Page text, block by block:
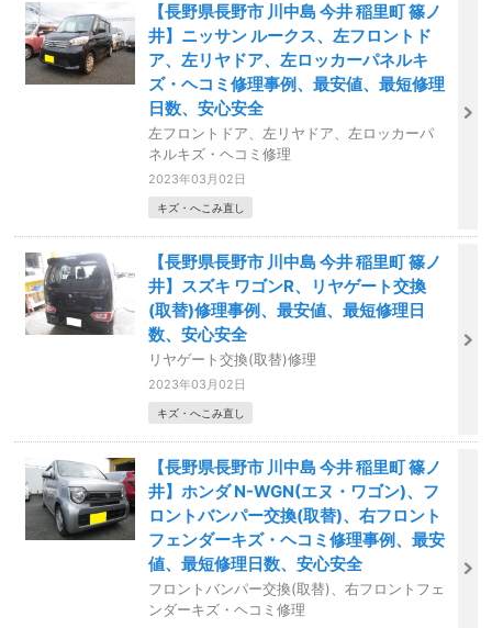
【長野県長野市 川中島 今井 稲里町 篠ノ
井】ニッサン ルークス、左フロントド
ア、左リヤドア、左ロッカーパネルキ
ズ・ヘコミ修理事例、最安値、最短修理
日数、安心安全
左フロントドア、左リヤドア、左ロッカーパ
ネルキズ・ヘコミ修理
2023年03月02日
キズ・へこみ直し
【長野県長野市 川中島 今井 稲里町 篠ノ
井】スズキ ワゴンR、リヤゲート交換
(取替)修理事例、最安値、最短修理日
数、安心安全
リヤゲート交換(取替)修理
2023年03月02日
キズ・へこみ直し
【長野県長野市 川中島 今井 稲里町 篠ノ
井】ホンダ N-WGN(エヌ・ワゴン)、フ
ロントバンパー交換(取替)、右フロント
フェンダーキズ・ヘコミ修理事例、最安
値、最短修理日数、安心安全
フロントバンパー交換(取替)、右フロントフェ
ンダーキズ・ヘコミ修理